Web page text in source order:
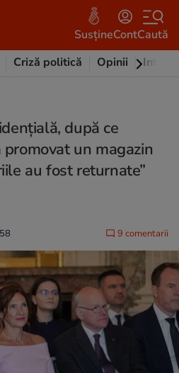
SusțineContCaută
Criză politică Opinii
după ce
un magazin
au fost returnate”
9 comentarii